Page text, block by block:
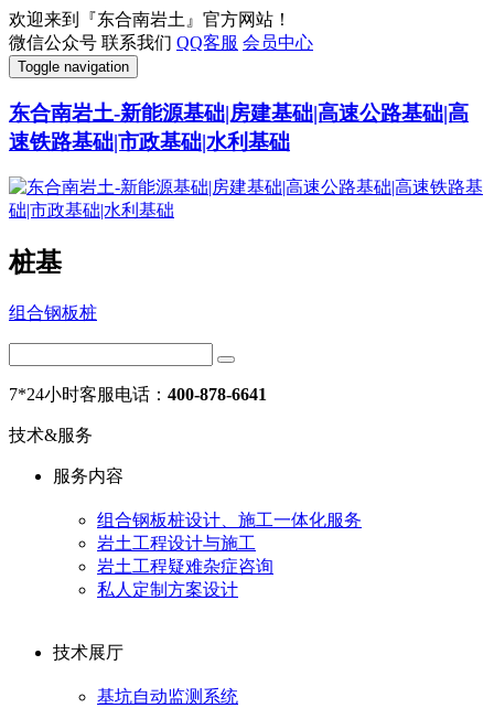
欢迎来到『东合南岩土』官方网站！
微信公众号 联系我们 QQ客服 会员中心
Toggle navigation
东合南岩土-新能源基础|房建基础|高速公路基础|高
速铁路基础|市政基础|水利基础
桩基
组合钢板桩
7*24小时客服电话： 400-878-6641
技术&服务
服务内容
组合钢板桩设计、施工一体化服务
岩土工程设计与施工
岩土工程疑难杂症咨询
私人定制方案设计
技术展厅
基坑自动监测系统